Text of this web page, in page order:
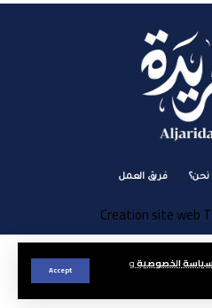
الخصوصيةو
Accept
فريق العمل
Creation site web